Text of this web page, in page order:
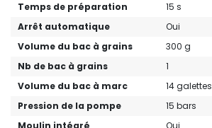
Temps de préparation
15 s
Arrêt automatique
Oui
Volume du bac à grains
300 g
Nb de bac à grains
1
Volume du bac à marc
14 galettes
Pression de la pompe
15 bars